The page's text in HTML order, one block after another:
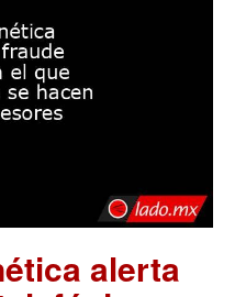
alerta